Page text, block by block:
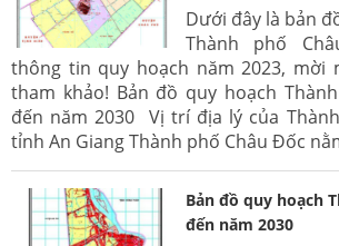
Dưới đây là bản
Thành phố
thông tin quy hoạch năm 2023, mời
tham khảo! Bản đồ quy hoạch
đến năm 2030 Vị trí địa lý của
tỉnh An Giang Thành phố Châu Đốc
Bản đồ quy hoạch
đến năm 2030